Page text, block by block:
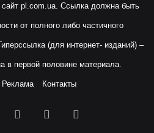
pl.com.ua. Ссылка должна быть
от полного либо частичного
(для интернет- изданий) –
в первой половине материала.
Реклама Контакты
YouTubeInstagram